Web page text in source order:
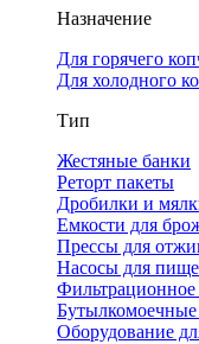
Назначение
Для горячего
Для холодного
Тип
Жестяные банки
Реторт пакеты
Дробилки и
Емкости для
Прессы для
Насосы для
Фильтрационное
Оборудование